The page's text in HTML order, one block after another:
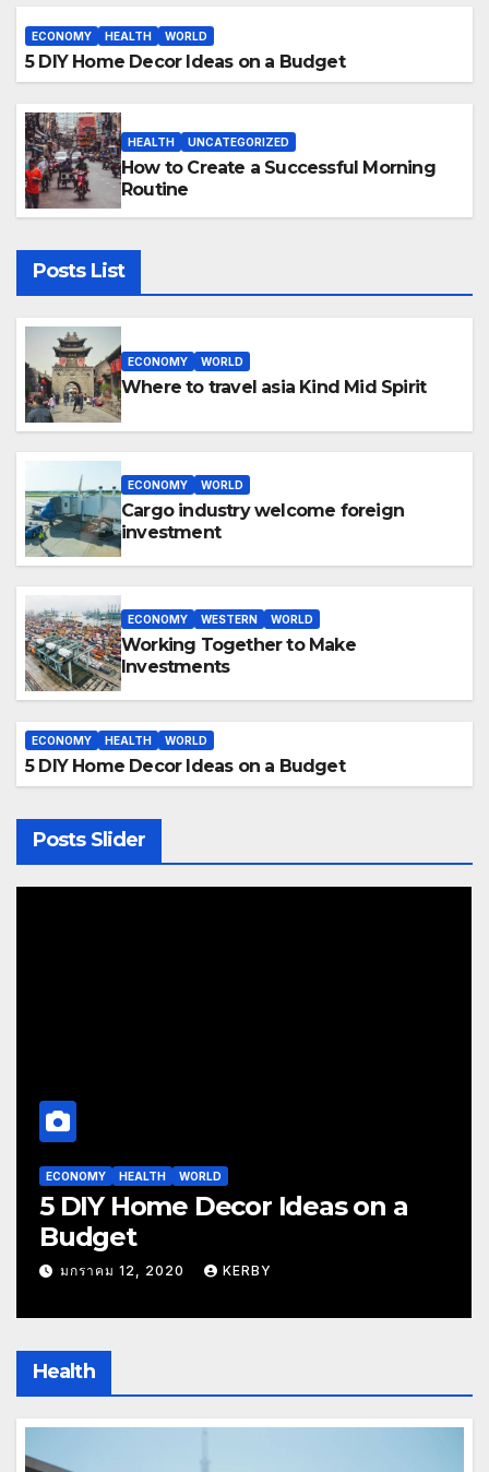
ECONOMY HEALTH WORLD
5 DIY Home Decor Ideas on a Budget
HEALTH UNCATEGORIZED
How to Create a Successful Morning
Routine
Posts List
ECONOMY WORLD
Where to travel asia Kind Mid Spirit
ECONOMY WORLD
Cargo industry welcome foreign
investment
ECONOMY WESTERN WORLD
Working Together to Make
Investments
ECONOMY HEALTH WORLD
5 DIY Home Decor Ideas on a Budget
Posts Slider
ECONOMY WORLD
Where to travel asia Kind Mid
Spirit
มกราคม 12, 2020 KERBY
Health